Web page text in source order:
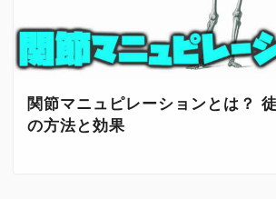
関節マニュピレーションとは？
の方法と効果